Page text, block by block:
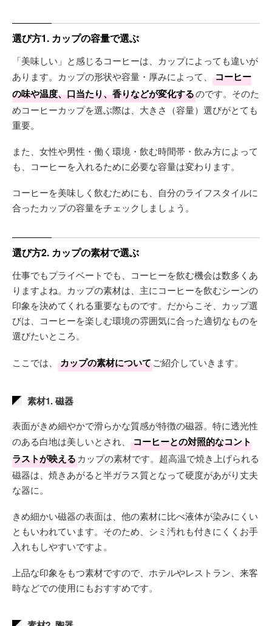
選び方1. カップの容量で選ぶ
「美味しい」と感じるコーヒーは、カップによっても違いが
あります。カップの形状や容量・厚みによって、
コーヒー
の味や温度、口当たり、香りなどが変化するのです。そのた
めコーヒーカップを選ぶ際は、大きさ（容量）選びがとても
重要。
また、女性や男性・働く環境・飲む時間帯・飲み方によって
も、コーヒーを入れるために必要な容量は変わります。
コーヒーを美味しく飲むためにも、自分のライフスタイルに
合ったカップの容量をチェックしましょう。
選び方2. カップの素材で選ぶ
仕事でもプライベートでも、コーヒーを飲む機会は数多くあ
りますよね。カップの素材は、主にコーヒーを飲むシーンの
印象を決めてくれる重要なものです。だからこそ、カップ選
びは、コーヒーを楽しむ環境の雰囲気に合った適切なものを
選びたいところ。
ここでは、 カップの素材についてご紹介していきます。
素材1. 磁器
表面がきめ細やかで滑らかな質感が特徴の磁器。特に透光性
のある白地は美しいとされ、
コーヒーとの対照的なコント
ラストが映えるカップの素材です。超高温で焼き上げられる
磁器は、焼きあがると半ガラス質となって硬度があがり丈夫
な器に。
きめ細かい磁器の表面は、他の素材に比べ液体が染みにくい
ともいわれています。そのため、シミ汚れも付きにくくお手
入れもしやすいですよ。
上品な印象をもつ素材ですので、ホテルやレストラン、来客
時などでの使用にもおすすめです。